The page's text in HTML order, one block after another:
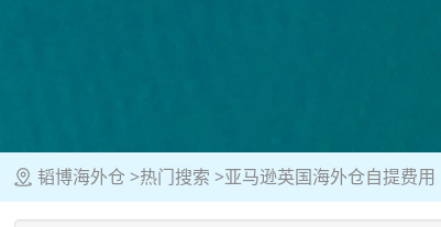
韬博海外仓 热门搜索 亚马逊英国海外仓自提费用